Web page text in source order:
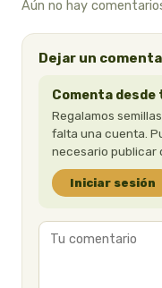
Aún no hay
Dejar un
Comenta
Regalamos
falta una cuenta.
necesario publicar
Iniciar sesión